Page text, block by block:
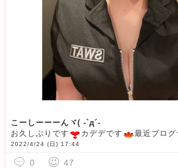
こーしーーーんヾ( -`д´-
お久しぶりです
カデデです 最近ブログサボりすぎ
2022/4/24 (日) 17:44
0 47